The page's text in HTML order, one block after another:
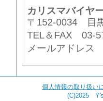
カリスマバイヤ
〒152-0034 目
TEL＆FAX 03-
メールアドレ
個人情報の取り扱い
(C)2025